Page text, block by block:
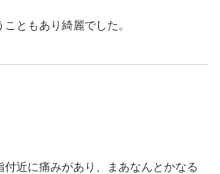
ともあり綺麗でした。
近に痛みがあり、まあなんとかなる